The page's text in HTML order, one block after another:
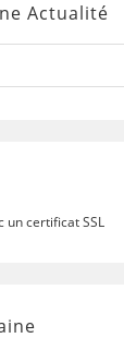
Actualité
un certificat SSL